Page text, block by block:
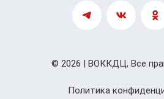
Политика
© 2026 | ВОККДЦ, Все